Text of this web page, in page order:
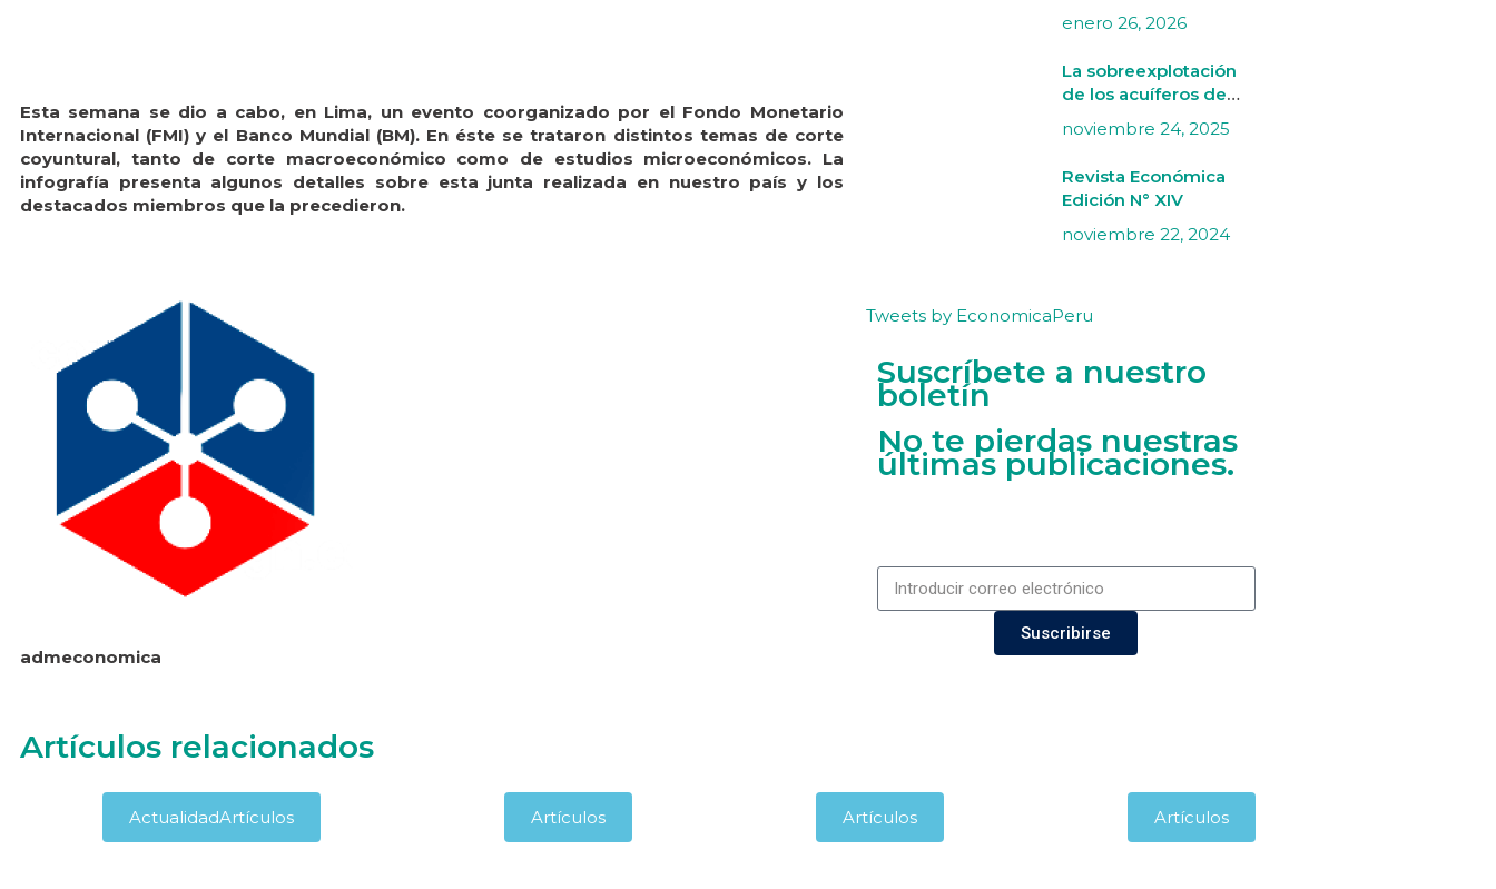
Esta semana se dio a cabo, en Lima, un evento coorganizado por el Fondo Monetario
Internacional (FMI) y el Banco Mundial (BM). En éste se trataron distintos temas de corte
coyuntural, tanto de corte macroeconómico como de estudios microeconómicos. La
infografía presenta algunos detalles sobre esta junta realizada en nuestro país y los
destacados miembros que la precedieron.
admeconomica
mercado laboral y
artes
enero 26, 2026
La sobreexplotación
de los acuíferos de
Villacurí (Ica) bajo una
perspectiva de
noviembre 24, 2025
Revista Económica
Edición N° XIV
noviembre 22, 2024
Tweets by EconomicaPeru
Suscríbete a nuestro
boletín
No te pierdas nuestras
últimas publicaciones.
Suscribirse
Artículos relacionados
ActualidadArtículos Artículos Artículos Artículos